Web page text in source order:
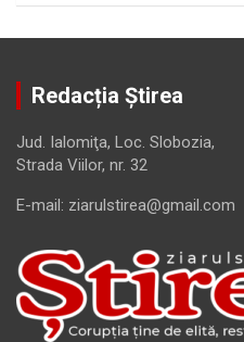
Redacția Știrea
Jud. Ialomiţa, Loc. Slobozia,
Strada Viilor, nr. 32
E-mail: ziarulstirea@gmail.com